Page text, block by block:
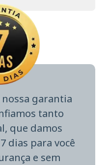
nossa garantia
tanto
que damos
dias para você
e sem